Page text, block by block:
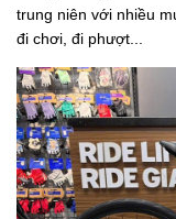
trung niên với nhiều
đi chơi, đi phượt...